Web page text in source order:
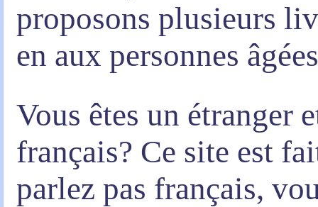
proposons plusieurs
en aux personnes
Vous êtes un étranger
français? Ce site est
parlez pas français,